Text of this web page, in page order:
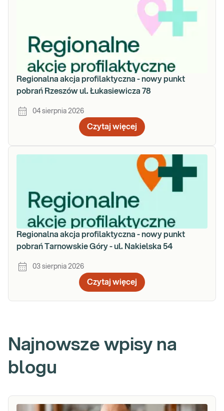
Regionalna akcja profilaktyczna - nowy punkt
pobrań Rzeszów ul. Łukasiewicza 78
04 sierpnia 2026
Czytaj więcej
Regionalna akcja profilaktyczna - nowy punkt
pobrań Tarnowskie Góry - ul. Nakielska 54
03 sierpnia 2026
Czytaj więcej
Najnowsze wpisy na
blogu